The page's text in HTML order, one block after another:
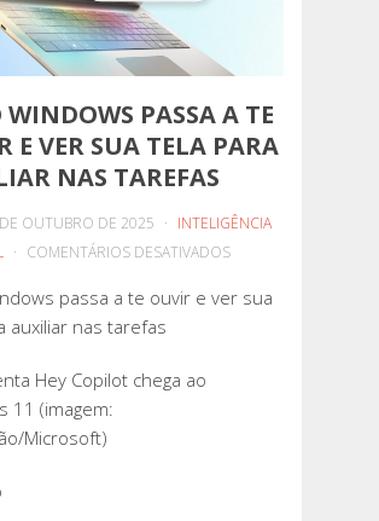
WINDOWS PASSA A TE
E VER SUA TELA PARA
NAS TAREFAS
OUTUBRO DE 2025
INTELIGÊNCIA
COMENTÁRIOS DESATIVADOSEM
DO
passa a te ouvir e ver sua
auxiliar nas tarefas
Hey Copilot chega ao
11 (imagem:
Microsoft)